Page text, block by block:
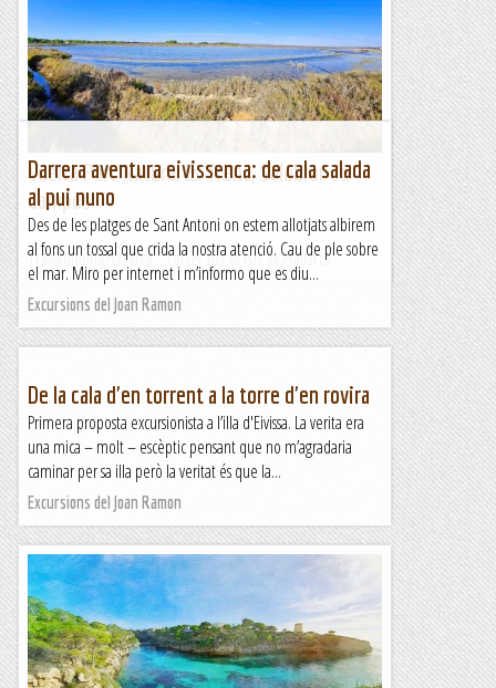
Vuelta Parc Natural Es Trenc, Salobrar de
Campos
TrailRunningMallorca – Correr por la isla de Mallorca
Darrera aventura eivissenca: de cala salada
al pui nuno
Des de les platges de Sant Antoni on estem allotjats albirem
al fons un tossal que crida la nostra atenció. Cau de ple sobre
el mar. Miro per internet i m’informo que es diu...
Excursions del Joan Ramon
De la cala d'en torrent a la torre d'en rovira
Primera proposta excursionista a l’illa d'Eivissa. La verita era
una mica – molt – escèptic pensant que no m’agradaria
caminar per sa illa però la veritat és que la...
Excursions del Joan Ramon